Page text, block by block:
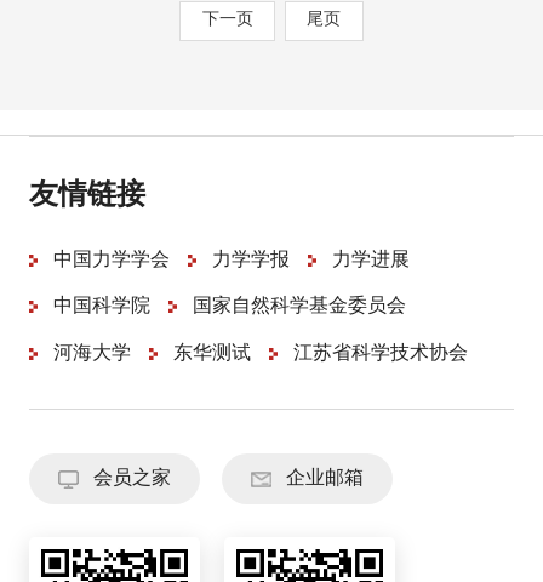
下一页 尾页
友情链接
中国力学学会 力学学报 力学进展
中国科学院 国家自然科学基金委员会
河海大学 东华测试 江苏省科学技术协会
会员之家 企业邮箱